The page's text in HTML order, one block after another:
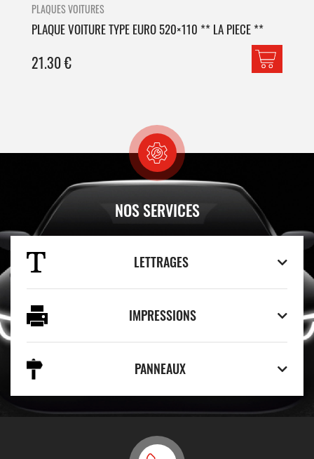
PLAQUES VOITURES
PLAQUE VOITURE TYPE EURO 520×110 ** LA PIECE **
21.30€
NOS SERVICES
LETTRAGES
IMPRESSIONS
PANNEAUX